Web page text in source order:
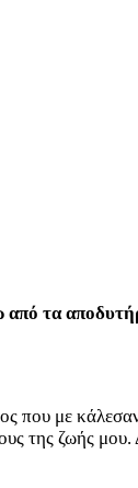
τα
που με
της ζωής